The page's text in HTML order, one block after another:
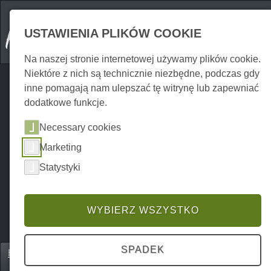
Home
Hotele i pensjonaty
P0268UH01017
USTAWIENIA PLIKÓW COOKIE
Na naszej stronie internetowej używamy plików cookie.
Niektóre z nich są technicznie niezbędne, podczas gdy
inne pomagają nam ulepszać tę witrynę lub zapewniać
dodatkowe funkcje.
Necessary cookies
Marketing
Statystyki
WYBIERZ WSZYSTKO
SPADEK